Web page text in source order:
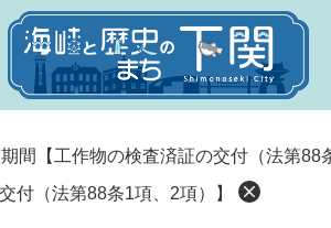
間【工作物の検査済証の交付（法第88
付（法第88条1項、2項）】